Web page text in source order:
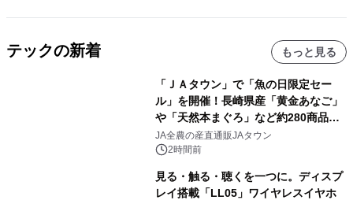
テックの新着 もっと見る
「ＪＡタウン」で「魚の日限定セー
ル」を開催！長崎県産「黄金あなご」
や「天然本まぐろ」など約280商品を
販売！～毎月１０日の定例企画～
JA全農の産直通販JAタウン
2時間前
見る・触る・聴くを一つに。ディスプ
レイ搭載「LL05」ワイヤレスイヤホ